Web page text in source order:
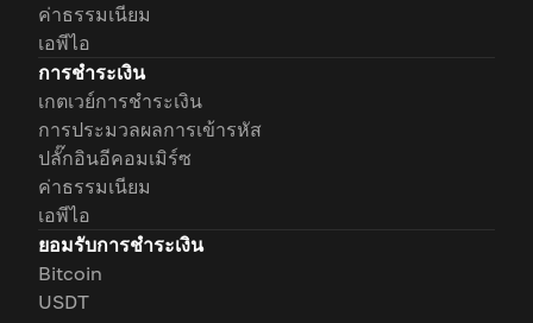
ค่าธรรมเนียม
เอพีไอ
การชำระเงิน
เกตเวย์การชำระเงิน
การประมวลผลการเข้ารหัส
ปลั๊กอินอีคอมเมิร์ซ
ค่าธรรมเนียม
เอพีไอ
ยอมรับการชำระเงิน
Bitcoin
USDT